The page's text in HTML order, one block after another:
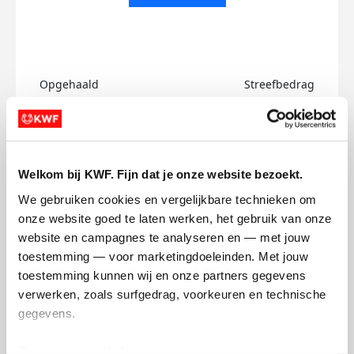
Welkom bij KWF. Fijn dat je onze website bezoekt.
We gebruiken cookies en vergelijkbare technieken om
onze website goed te laten werken, het gebruik van onze
website en campagnes te analyseren en — met jouw
toestemming — voor marketingdoeleinden. Met jouw
toestemming kunnen wij en onze partners gegevens
verwerken, zoals surfgedrag, voorkeuren en technische
gegevens.
Opgehaald
€0
Streefbedrag
€500
Anne's badges